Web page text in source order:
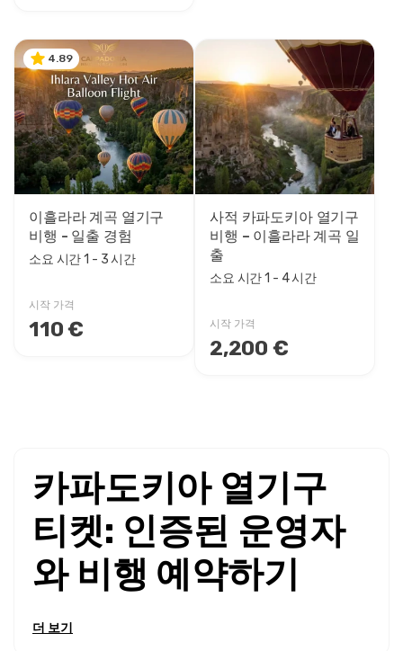
4.89
이흘라라 계곡 열기구
비행 - 일출 경험
소요 시간 1 - 3 시간
시작 가격
110 €
사적 카파도키아 열기구
비행 – 이흘라라 계곡 일
출
소요 시간 1 - 4 시간
시작 가격
2,200 €
카파도키아 열기구
티켓: 인증된 운영자
와 비행 예약하기
정 굴뚝, 고대 계곡, 그리고 달과 같은 풍경 위에서의 세상에서
더 보기